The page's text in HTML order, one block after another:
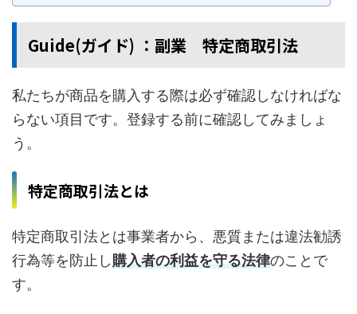
Guide(ガイド) ：副業 特定商取引法
私たちが商品を購入する際は必ず確認しなければな
らない項目です。登録する前に確認してみましょ
う。
特定商取引法とは
特定商取引法とは事業者から、悪質または違法勧誘
行為等を防止し購入者の利益を守る法律のことで
す。